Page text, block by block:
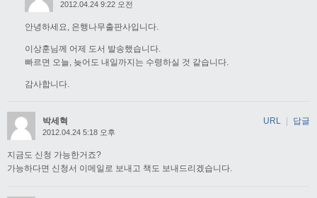
2012.04.24 9:22 오전
안녕하세요, 은행나무출판사입니다.
이상훈님께 어제 도서 발송했습니다.
빠르면 오늘, 늦어도 내일까지는 수령하실 것 같습니다.
감사합니다.
박세혁
2012.04.24 5:18 오후
지금도 신청 가능한거죠?
가능하다면 신청서 이메일로 보내고 책도 보내드리겠습니다.
URL 답글